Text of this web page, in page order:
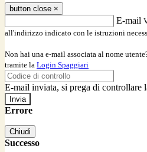
button close ×
E-mail
all'indirizzo indicato con le istruzioni
Non hai una e-mail associata al nome
tramite la Login Spaggiari
E-mail inviata, si prega di controllare
Errore
Chiudi
Successo